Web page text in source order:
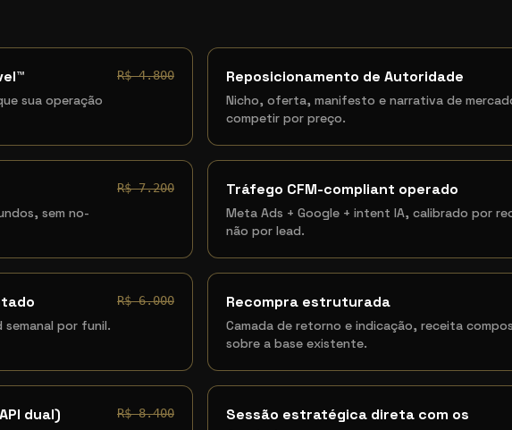
sua operação
R$ 4.800 Reposicionamento de Autoridade
Nicho, oferta, manifesto e narrativa de
competir por preço.
sem no-
R$ 7.200 Tráfego CFM-compliant operado
Meta Ads + Google + intent IA, calibrado por
não por lead.
por funil.
R$ 6.000 Recompra estruturada
Camada de retorno e indicação, receita
sobre a base existente.
dual) R$ 8.400
Sessão estratégica direta com os